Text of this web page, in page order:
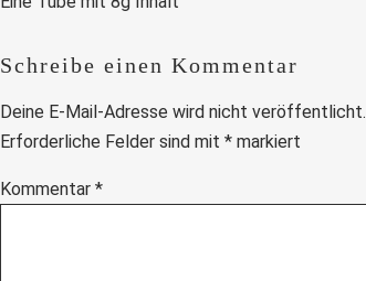
Schreibe einen Kommentar
Deine E-Mail-Adresse wird nicht veröffentlicht.
Erforderliche Felder sind mit *markiert
Kommentar *